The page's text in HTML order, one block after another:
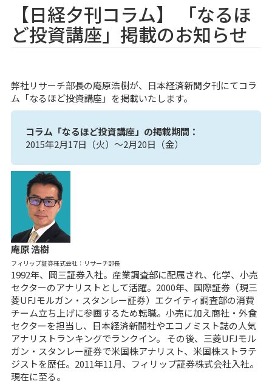
【日経夕刊コラム】 「なるほ
ど投資講座」掲載のお知らせ
弊社リサーチ部長の庵原浩樹が、日本経済新聞夕刊にてコラ
ム「なるほど投資講座」を掲載いたします。
コラム「なるほど投資講座」の掲載期間：
2015年2月17日（火）～2月20日（金）
庵原 浩樹
フィリップ証券株式会社：リサーチ部長
1992年、岡三証券入社。産業調査部に配属され、化学、小売
セクターのアナリストとして活躍。2000年、国際証券（現三
菱UFJモルガン・スタンレー証券）エクイティ調査部の消費
チーム立ち上げに参画するため転職。小売に加え商社・外食
セクターを担当し、日本経済新聞社やエコノミスト誌の人気
アナリストランキングでランクイン。 その後、三菱UFJモル
ガン・スタンレー証券で米国株アナリスト、米国株ストラテ
ジストを歴任。2011年11月、フィリップ証券株式会社入社。
現在に至る。